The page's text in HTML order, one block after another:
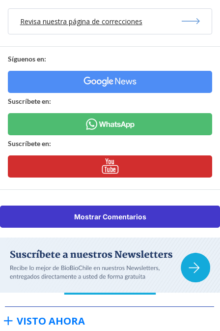
Revisa nuestra página de correcciones
Síguenos en:
Suscríbete en:
Suscríbete en:
Mostrar Comentarios
VISTO AHORA